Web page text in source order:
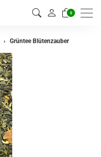
0
Grüntee Blütenzauber